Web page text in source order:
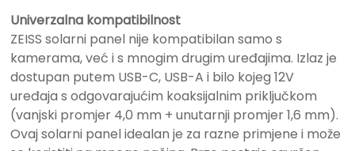
Univerzalna kompatibilnost
ZEISS solarni panel nije kompatibilan samo s
kamerama, već i s mnogim drugim uređajima. Izlaz je
dostupan putem USB-C, USB-A i bilo kojeg 12V
uređaja s odgovarajućim koaksijalnim priključkom
(vanjski promjer 4,0 mm + unutarnji promjer 1,6 mm).
Ovaj solarni panel idealan je za razne primjene i može